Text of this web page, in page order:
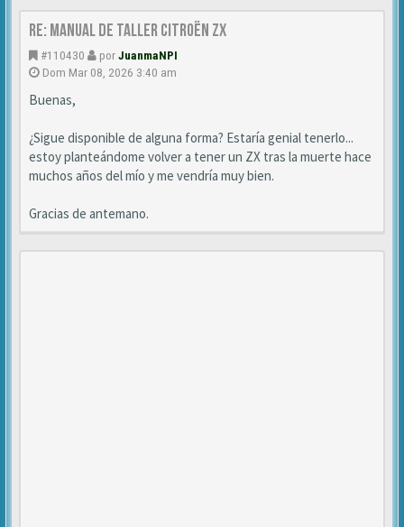
Re: Manual de Taller Citroën ZX
#110430 porJuanmaNPI
Dom Mar 08, 2026 3:40 am
Buenas,
¿Sigue disponible de alguna forma? Estaría genial tenerlo...
estoy planteándome volver a tener un ZX tras la muerte hace
muchos años del mío y me vendría muy bien.
Gracias de antemano.